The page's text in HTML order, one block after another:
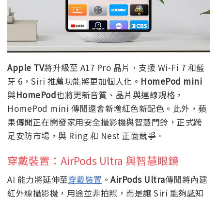
Apple TV將升級至 A17 Pro 晶片，支援 Wi-Fi 7 和藍
牙 6，Siri 推薦功能將更加個人化。 HomePod mini
與HomePod也將更新音質、晶片與連線規格，
HomePod mini 傳聞還會新增紅色新配色。此外，蘋
果傳聞正在開發家用安全攝影機與智慧門鈴，正式跨
足安防市場，與 Ring 和 Nest 正面競爭。
穿戴裝置：AirPods Ultra 與智慧眼鏡
AI 能力將延伸至穿戴裝置 。AirPods Ultra傳聞將內建
紅外線攝影機，用途並非拍照，而是讓 Siri 能夠感知